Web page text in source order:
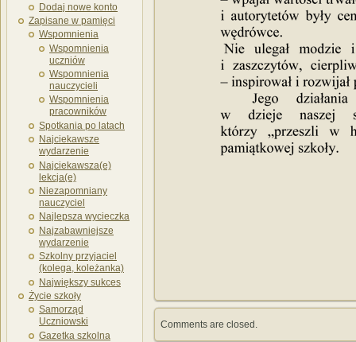
Dodaj nowe konto
Zapisane w pamięci
Wspomnienia
Wspomnienia
uczniów
Wspomnienia
nauczycieli
Wspomnienia
pracowników
Spotkania po latach
Najciekawsze
wydarzenie
Najciekawsza(e)
lekcja(e)
Niezapomniany
nauczyciel
Najlepsza wycieczka
Najzabawniejsze
wydarzenie
Szkolny przyjaciel
(kolega, koleżanka)
Największy sukces
Życie szkoły
Samorząd
Uczniowski
Gazetka szkolna
Comments are closed.